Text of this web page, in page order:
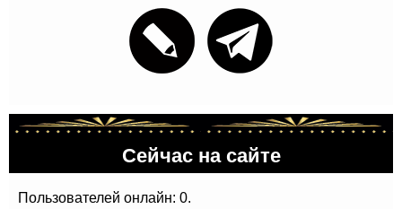
Сейчас на сайте
Пользователей онлайн: 0.